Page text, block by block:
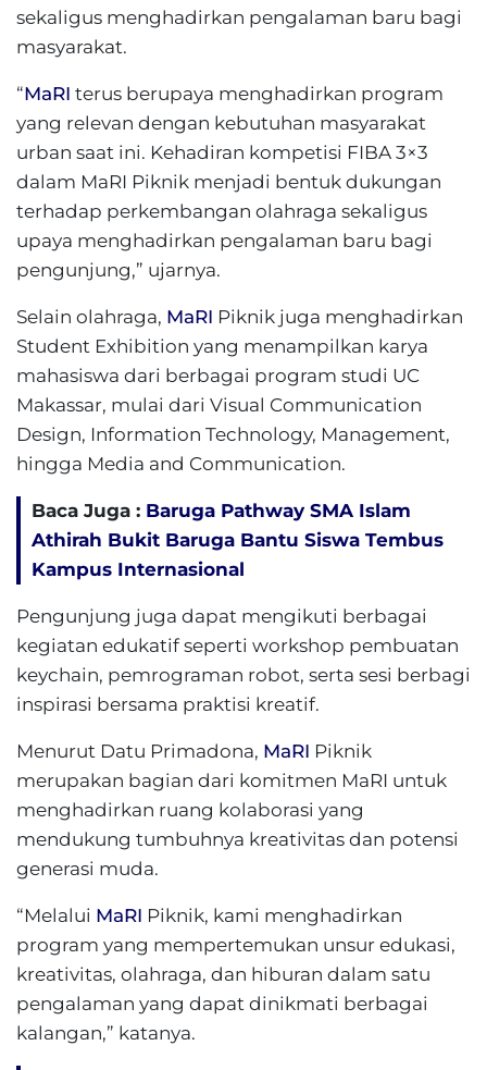
sekaligus menghadirkan pengalaman baru bagi
masyarakat.
“MaRI terus berupaya menghadirkan program
yang relevan dengan kebutuhan masyarakat
urban saat ini. Kehadiran kompetisi FIBA 3×3
dalam MaRI Piknik menjadi bentuk dukungan
terhadap perkembangan olahraga sekaligus
upaya menghadirkan pengalaman baru bagi
pengunjung,” ujarnya.
Selain olahraga, MaRI Piknik juga menghadirkan
Student Exhibition yang menampilkan karya
mahasiswa dari berbagai program studi UC
Makassar, mulai dari Visual Communication
Design, Information Technology, Management,
hingga Media and Communication.
Baca Juga : Baruga Pathway SMA Islam
Athirah Bukit Baruga Bantu Siswa Tembus
Kampus Internasional
Pengunjung juga dapat mengikuti berbagai
kegiatan edukatif seperti workshop pembuatan
keychain, pemrograman robot, serta sesi berbagi
inspirasi bersama praktisi kreatif.
Menurut Datu Primadona, MaRI Piknik
merupakan bagian dari komitmen MaRI untuk
menghadirkan ruang kolaborasi yang
mendukung tumbuhnya kreativitas dan potensi
generasi muda.
“Melalui MaRI Piknik, kami menghadirkan
program yang mempertemukan unsur edukasi,
kreativitas, olahraga, dan hiburan dalam satu
pengalaman yang dapat dinikmati berbagai
kalangan,” katanya.